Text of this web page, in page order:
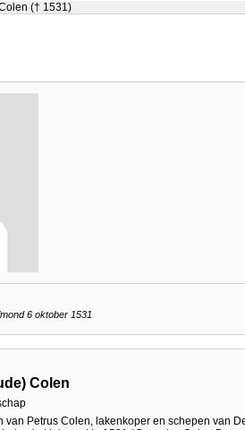
(† 1531)
6 oktober 1531
Colen
van Petrus Colen, lakenkoper en schepen van